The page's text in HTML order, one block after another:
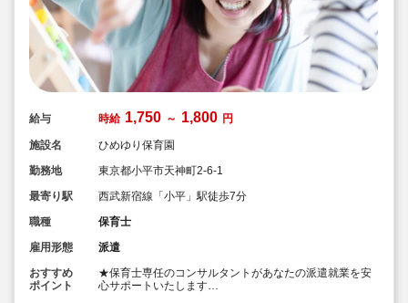
給与 時給 1,750 ～ 1,800 円
施設名
ひめゆり保育園
勤務地
東京都小平市天神町2-6-1
最寄り駅
西武新宿線「小平」駅徒歩7分
職種
保育士
雇用形態
派遣
おすすめ
ポイント
★保育士専任のコンサルタントがあなたの派遣就業を安
心サポートいたします